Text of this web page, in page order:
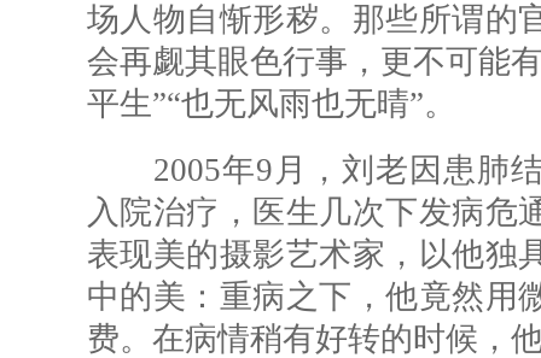
场人物自惭形秽。那些所谓的
会再觑其眼色行事，更不可能
平生”“也无风雨也无晴”。
2005年9月，刘老因患肺结
入院治疗，医生几次下发病危
表现美的摄影艺术家，以他独
中的美：重病之下，他竟然用
费。在病情稍有好转的时候，